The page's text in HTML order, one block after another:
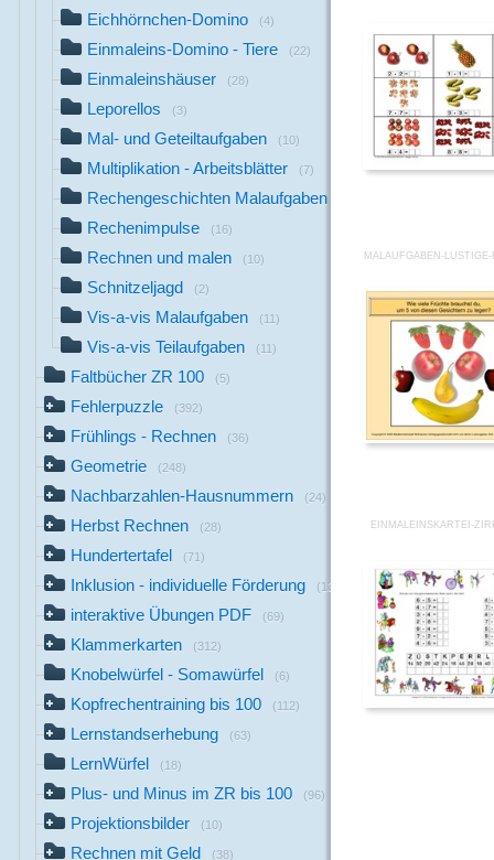
Eichhörnchen-Domino (4)
Einmaleins-Domino - Tiere (22)
Einmaleinshäuser (28)
Leporellos (3)
Mal- und Geteiltaufgaben (10)
Multiplikation - Arbeitsblätter (7)
Rechengeschichten Malaufgaben
Rechenimpulse (16)
Rechnen und malen (10)
Schnitzeljagd (2)
Vis-a-vis Malaufgaben (11)
Vis-a-vis Teilaufgaben (11)
Faltbücher ZR 100 (5)
Fehlerpuzzle (392)
Frühlings - Rechnen (36)
Geometrie (248)
Nachbarzahlen-Hausnummern (24)
Herbst Rechnen (28)
Hundertertafel (71)
Inklusion - individuelle Förderung (13)
interaktive Übungen PDF (69)
Klammerkarten (312)
Knobelwürfel - Somawürfel (6)
Kopfrechentraining bis 100 (112)
Lernstandserhebung (63)
LernWürfel (18)
Plus- und Minus im ZR bis 100 (96)
Projektionsbilder (10)
Rechnen mit Geld (38)
MALAUFGABEN-
EINMALEINSKARTEI-